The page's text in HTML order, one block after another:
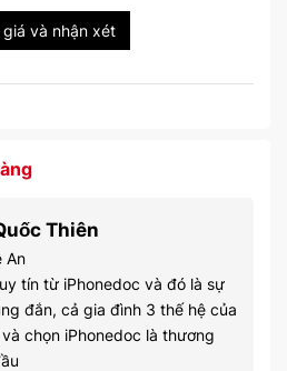
và nhận xét
Thiên
An
tín từ iPhonedoc và đó là sự
đắn, cả gia đình 3 thế hệ của
chọn iPhonedoc là thương